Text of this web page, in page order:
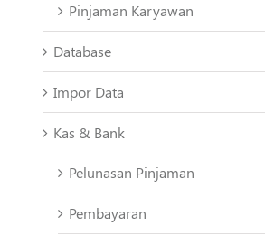
Pinjaman Karyawan
Database
Impor Data
Kas & Bank
Pelunasan Pinjaman
Pembayaran